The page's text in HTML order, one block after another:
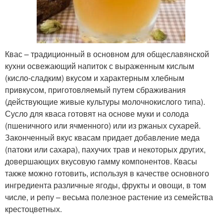
Квас – традиционный в основном для общеславянской
кухни освежающий напиток с выраженным кислым
(кисло-сладким) вкусом и характерным хлебным
привкусом, приготовляемый путем сбраживания
(действующие живые культуры молочнокислого типа).
Сусло для кваса готовят на основе муки и солода
(пшеничного или ячменного) или из ржаных сухарей.
Законченный вкус квасам придает добавление меда
(патоки или сахара), пахучих трав и некоторых других,
довершающих вкусовую гамму компонентов. Квасы
также можно готовить, используя в качестве основного
ингредиента различные ягоды, фрукты и овощи, в том
числе, и репу – весьма полезное растение из семейства
крестоцветных.